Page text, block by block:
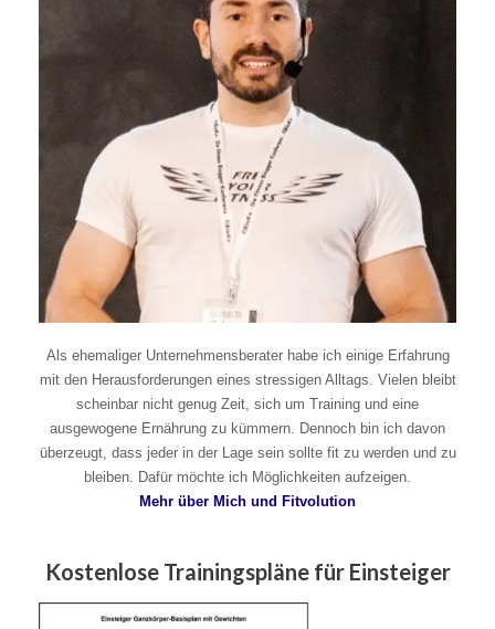
Als ehemaliger Unternehmensberater habe ich einige Erfahrung
mit den Herausforderungen eines stressigen Alltags. Vielen bleibt
scheinbar nicht genug Zeit, sich um Training und eine
ausgewogene Ernährung zu kümmern. Dennoch bin ich davon
überzeugt, dass jeder in der Lage sein sollte fit zu werden und zu
bleiben. Dafür möchte ich Möglichkeiten aufzeigen.
Mehr über Mich und Fitvolution
Kostenlose Trainingspläne für Einsteiger